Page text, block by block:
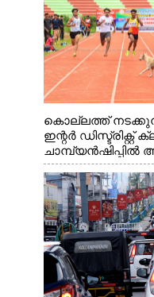
കൊല്ലത്ത്
ഇന്റർ ഡിസ്ട്രിക്റ്റ്
ചാമ്പ്യൻഷിപ്പിൽ
ആൺകുട്ടികളുടെ 200
ഫൈനൽ
ട്രാക്കിന്